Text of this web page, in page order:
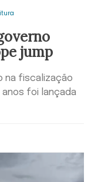
jump
na fiscalização
anos foi lançada